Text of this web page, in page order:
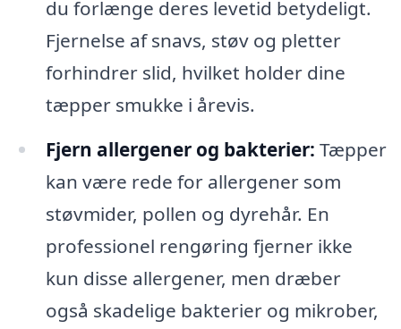
du forlænge deres levetid betydeligt.
Fjernelse af snavs, støv og pletter
forhindrer slid, hvilket holder dine
tæpper smukke i årevis.
Fjern allergener og bakterier: Tæpper
kan være rede for allergener som
støvmider, pollen og dyrehår. En
professionel rengøring fjerner ikke
kun disse allergener, men dræber
også skadelige bakterier og mikrober,